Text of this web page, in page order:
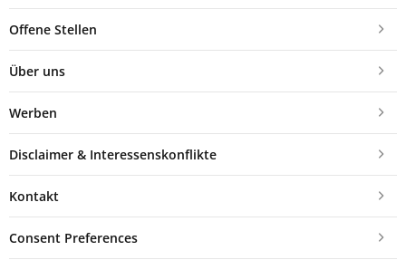
Offene Stellen
Über uns
Werben
Disclaimer & Interessenskonflikte
Kontakt
Consent Preferences